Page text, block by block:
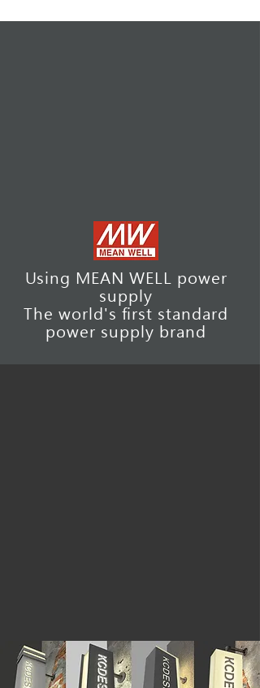
Using MEAN WELL power
supply
The world's first standard
power supply brand